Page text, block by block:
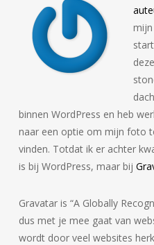
binnen WordPress en heb
naar een optie om mijn foto
vinden. Totdat ik er achter
is bij WordPress, maar bij
Gravatar is “A Globally
dus met je mee gaat van
wordt door veel websites